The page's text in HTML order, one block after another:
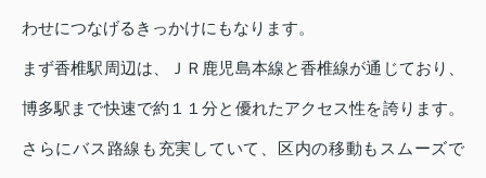
わせにつなげるきっかけにもなります。
まず香椎駅周辺は、ＪＲ鹿児島本線と香椎線が通じており、
博多駅まで快速で約１１分と優れたアクセス性を誇ります。
さらにバス路線も充実していて、区内の移動もスムーズで